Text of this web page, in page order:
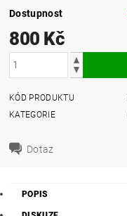
Dostupnost
800 Kč
KÓD PRODUKTU
KATEGORIE
Dotaz
POPIS